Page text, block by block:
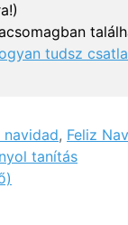
tudsz
, Feliz
tanítás